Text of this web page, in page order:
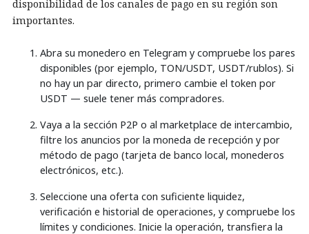
disponibilidad de los canales de pago en su región son
importantes.
Abra su monedero en Telegram y compruebe los pares
disponibles (por ejemplo, TON/USDT, USDT/rublos). Si
no hay un par directo, primero cambie el token por
USDT — suele tener más compradores.
Vaya a la sección P2P o al marketplace de intercambio,
filtre los anuncios por la moneda de recepción y por
método de pago (tarjeta de banco local, monederos
electrónicos, etc.).
Seleccione una oferta con suficiente liquidez,
verificación e historial de operaciones, y compruebe los
límites y condiciones. Inicie la operación, transfiera la